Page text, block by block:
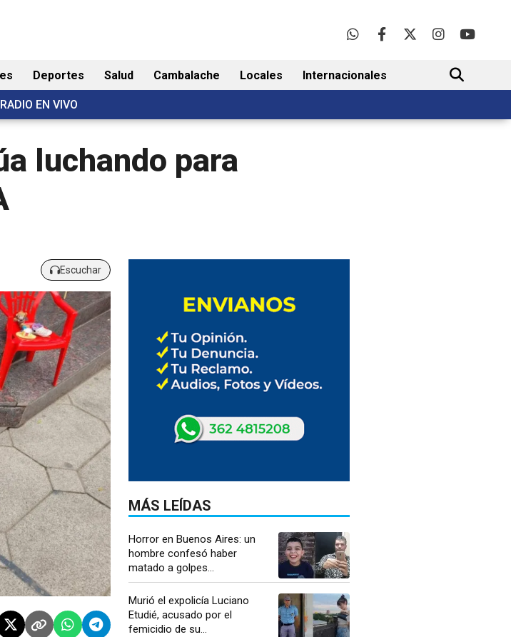
Deportes Salud Cambalache Locales Internacionales
RADIO EN VIVO
BUSCAR
luchando para
Escuchar
MÁS LEÍDAS
Horror en Buenos Aires: un
hombre confesó haber
matado a golpes...
Murió el expolicía Luciano
Etudié, acusado por el
femicidio de su...